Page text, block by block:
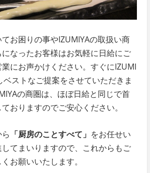
お困りの事やIZUMIYAの取扱い商
なったお客様はお気軽に日給にご
にお声かけください。すぐにIZUMI
ベストなご提案をさせていただきま
の商圏は、ほぼ日給と同じで首
おりますのでご安心ください。
「厨房のことすべて」 をお任せい
てまいりますので、これからもご
お願いいたします。